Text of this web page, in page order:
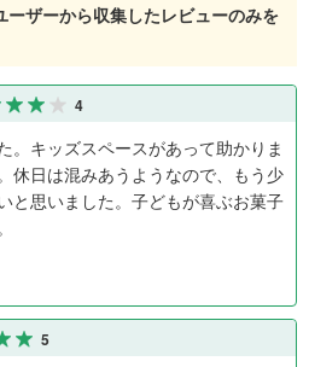
ーザーから収集したレビューのみを
4
。キッズスペースがあって助かりま
休日は混みあうようなので、もう少
と思いました。子どもが喜ぶお菓子
5